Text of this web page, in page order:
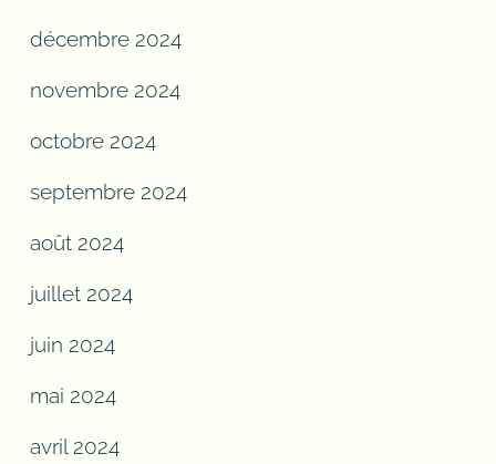
décembre 2024
novembre 2024
octobre 2024
septembre 2024
août 2024
juillet 2024
juin 2024
mai 2024
avril 2024